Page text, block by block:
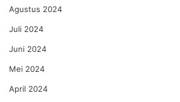
Agustus 2024
Juli 2024
Juni 2024
Mei 2024
April 2024